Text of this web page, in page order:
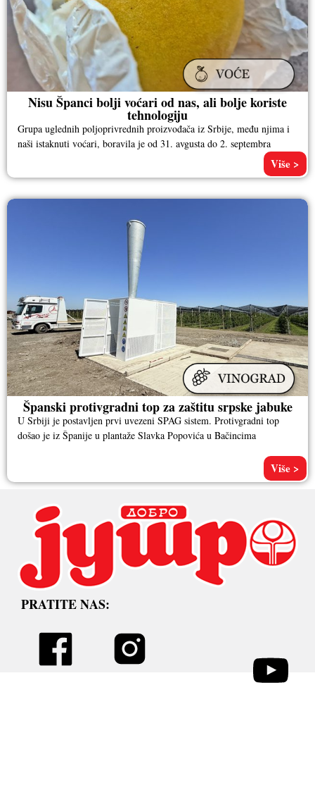
Nisu Španci bolji voćari od nas, ali bolje koriste
tehnologiju
Grupa uglednih poljoprivrednih proizvođača iz Srbije, među njima i
naši istaknuti voćari, boravila je od 31. avgusta do 2. septembra
Više >
Španski protivgradni top za zaštitu srpske jabuke
U Srbiji je postavljen prvi uvezeni SPAG sistem. Protivgradni top
došao je iz Španije u plantaže Slavka Popovića u Bačincima
Više >
PRATITE NAS: